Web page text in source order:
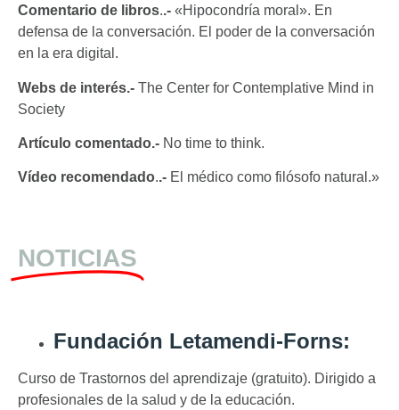
Comentario de libros..- «Hipocondría moral». En
defensa de la conversación. El poder de la conversación
en la era digital.
Webs de interés.- The Center for Contemplative Mind in
Society
Artículo comentado.- No time to think.
Vídeo recomendado..- El médico como filósofo natural.»
NOTICIAS
Fundación Letamendi-Forns:
Curso de Trastornos del aprendizaje (gratuito). Dirigido a
profesionales de la salud y de la educación.